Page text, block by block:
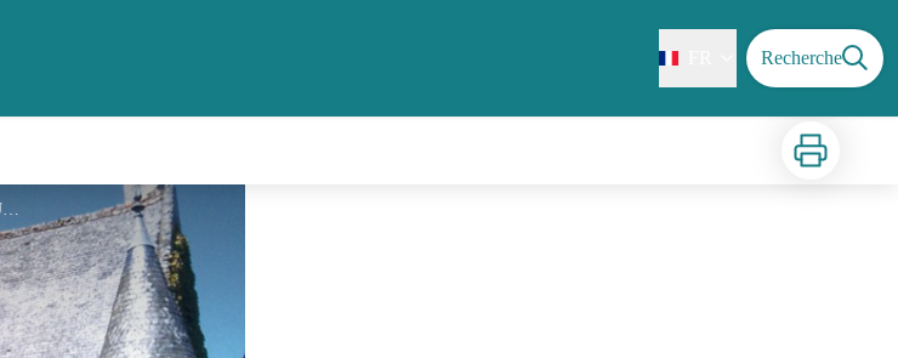
Recherche
Imprimer
ACVL-ARTANNES-SUR-INDRE-Manoir-de-l-alouette--5- - Mireille AURY